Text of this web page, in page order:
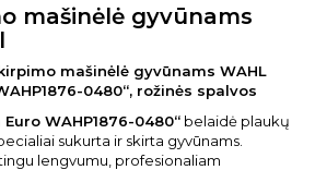
mašinėlė gyvūnams
mašinėlė gyvūnams WAHL
0480“, rožinės spalvos
WAHP1876-0480“ belaidė plaukų
sukurta ir skirta gyvūnams.
lengvumu, profesionaliam